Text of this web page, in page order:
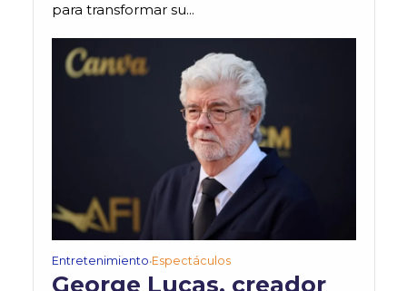
para transformar su...
Entretenimiento•Espectáculos
George Lucas, creador